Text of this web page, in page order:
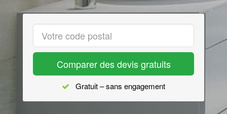
Comparer des devis gratuits
Gratuit – sans engagement